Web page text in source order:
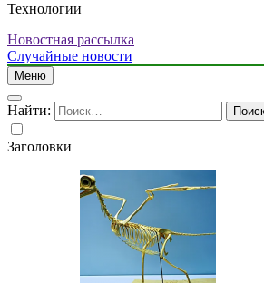
Технологии
Новостная рассылка
Случайные новости
Меню
Найти:
Заголовки